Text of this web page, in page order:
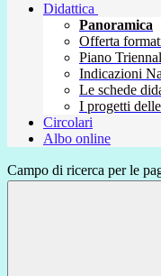
Didattica
Panoramica
Offerta
Piano
Indicazioni
Le schede
I progetti
Circolari
Albo online
Campo di ricerca per le